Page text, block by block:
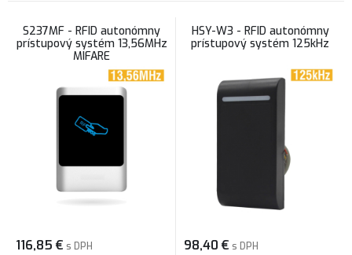
S237MF - RFID autonómny
prístupový systém 13,56MHz
MIFARE
116,85 € s DPH
HSY-W3 - RFID autonómny
prístupový systém 125kHz
98,40 € s DPH